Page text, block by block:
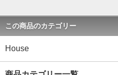
この商品のカテゴリー
House